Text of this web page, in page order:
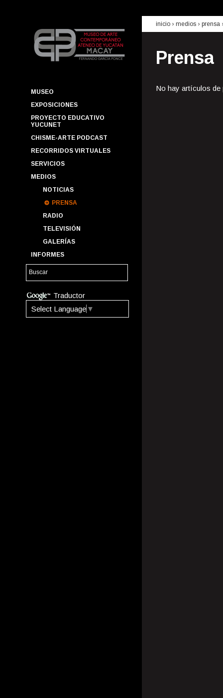
MUSEO
EXPOSICIONES
PROYECTO EDUCATIVO
YUCUNET
CHISME-ARTE PODCAST
RECORRIDOS VIRTUALES
SERVICIOS
MEDIOS
NOTICIAS
PRENSA
RADIO
TELEVISIÓN
GALERÍAS
INFORMES
Traductor
Select Language ▼
inicio › medios › prensa
Prensa
No hay artículos de